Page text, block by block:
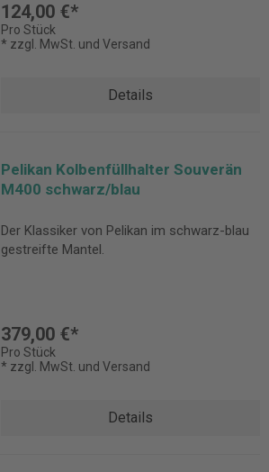
124,00 €*
Pro Stück
* zzgl. MwSt. und Versand
Details
Pelikan Kolbenfüllhalter Souverän
M400 schwarz/blau
Der Klassiker von Pelikan im schwarz-blau
gestreifte Mantel.
379,00 €*
Pro Stück
* zzgl. MwSt. und Versand
Details